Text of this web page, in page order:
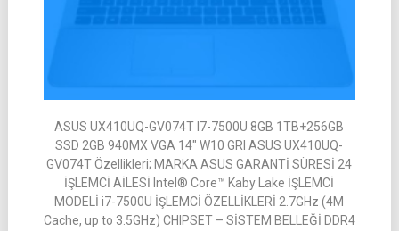
ASUS UX410UQ-GV074T I7-7500U 8GB 1TB+256GB
SSD 2GB 940MX VGA 14″ W10 GRI ASUS UX410UQ-
GV074T Özellikleri; MARKA ASUS GARANTİ SÜRESİ 24
İŞLEMCİ AİLESİ Intel® Core™ Kaby Lake İŞLEMCİ
MODELİ i7-7500U İŞLEMCİ ÖZELLİKLERİ 2.7GHz (4M
Cache, up to 3.5GHz) CHIPSET – SİSTEM BELLEĞİ DDR4